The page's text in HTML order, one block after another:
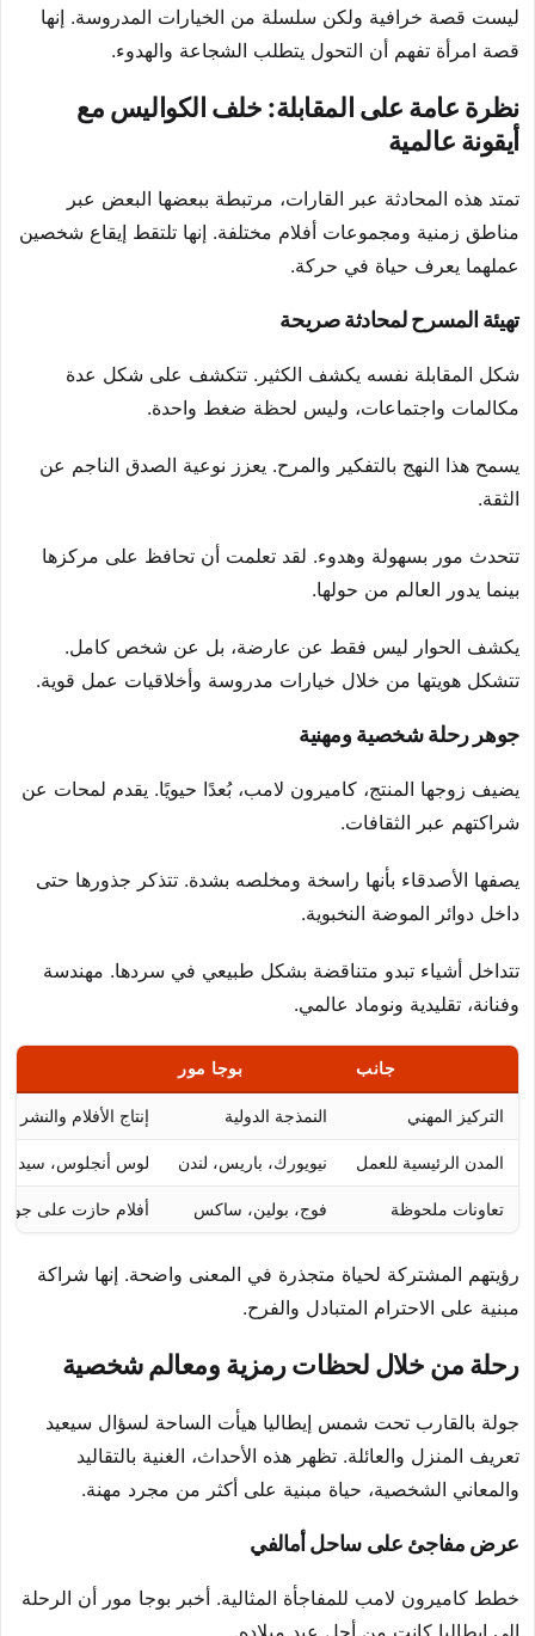
ليست قصة خرافية ولكن سلسلة من الخيارات المدروسة. إنها
قصة امرأة تفهم أن التحول يتطلب الشجاعة والهدوء.
نظرة عامة على المقابلة: خلف الكواليس مع
أيقونة عالمية
تمتد هذه المحادثة عبر القارات، مرتبطة ببعضها البعض عبر
مناطق زمنية ومجموعات أفلام مختلفة. إنها تلتقط إيقاع شخصين
عملهما يعرف حياة في حركة.
تهيئة المسرح لمحادثة صريحة
شكل المقابلة نفسه يكشف الكثير. تتكشف على شكل عدة
مكالمات واجتماعات، وليس لحظة ضغط واحدة.
يسمح هذا النهج بالتفكير والمرح. يعزز نوعية الصدق الناجم عن
الثقة.
تتحدث مور بسهولة وهدوء. لقد تعلمت أن تحافظ على مركزها
بينما يدور العالم من حولها.
يكشف الحوار ليس فقط عن عارضة، بل عن شخص كامل.
تتشكل هويتها من خلال خيارات مدروسة وأخلاقيات عمل قوية.
جوهر رحلة شخصية ومهنية
يضيف زوجها المنتج، كاميرون لامب، بُعدًا حيويًا. يقدم لمحات عن
شراكتهم عبر الثقافات.
يصفها الأصدقاء بأنها راسخة ومخلصه بشدة. تتذكر جذورها حتى
داخل دوائر الموضة النخبوية.
تتداخل أشياء تبدو متناقضة بشكل طبيعي في سردها. مهندسة
وفنانة، تقليدية ونوماد عالمي.
جانب بوجا مور
التركيز المهني النمذجة الدولية إنتاج الأفلام والنشر
المدن الرئيسية للعمل نيويورك، باريس، لندن لوس أنجلوس،
تعاونات ملحوظة فوج، بولين، ساكس أفلام حازت على
رؤيتهم المشتركة لحياة متجذرة في المعنى واضحة. إنها شراكة
مبنية على الاحترام المتبادل والفرح.
رحلة من خلال لحظات رمزية ومعالم شخصية
جولة بالقارب تحت شمس إيطاليا هيأت الساحة لسؤال سيعيد
تعريف المنزل والعائلة. تظهر هذه الأحداث، الغنية بالتقاليد
والمعاني الشخصية، حياة مبنية على أكثر من مجرد مهنة.
عرض مفاجئ على ساحل أمالفي
خطط كاميرون لامب للمفاجأة المثالية. أخبر بوجا مور أن الرحلة